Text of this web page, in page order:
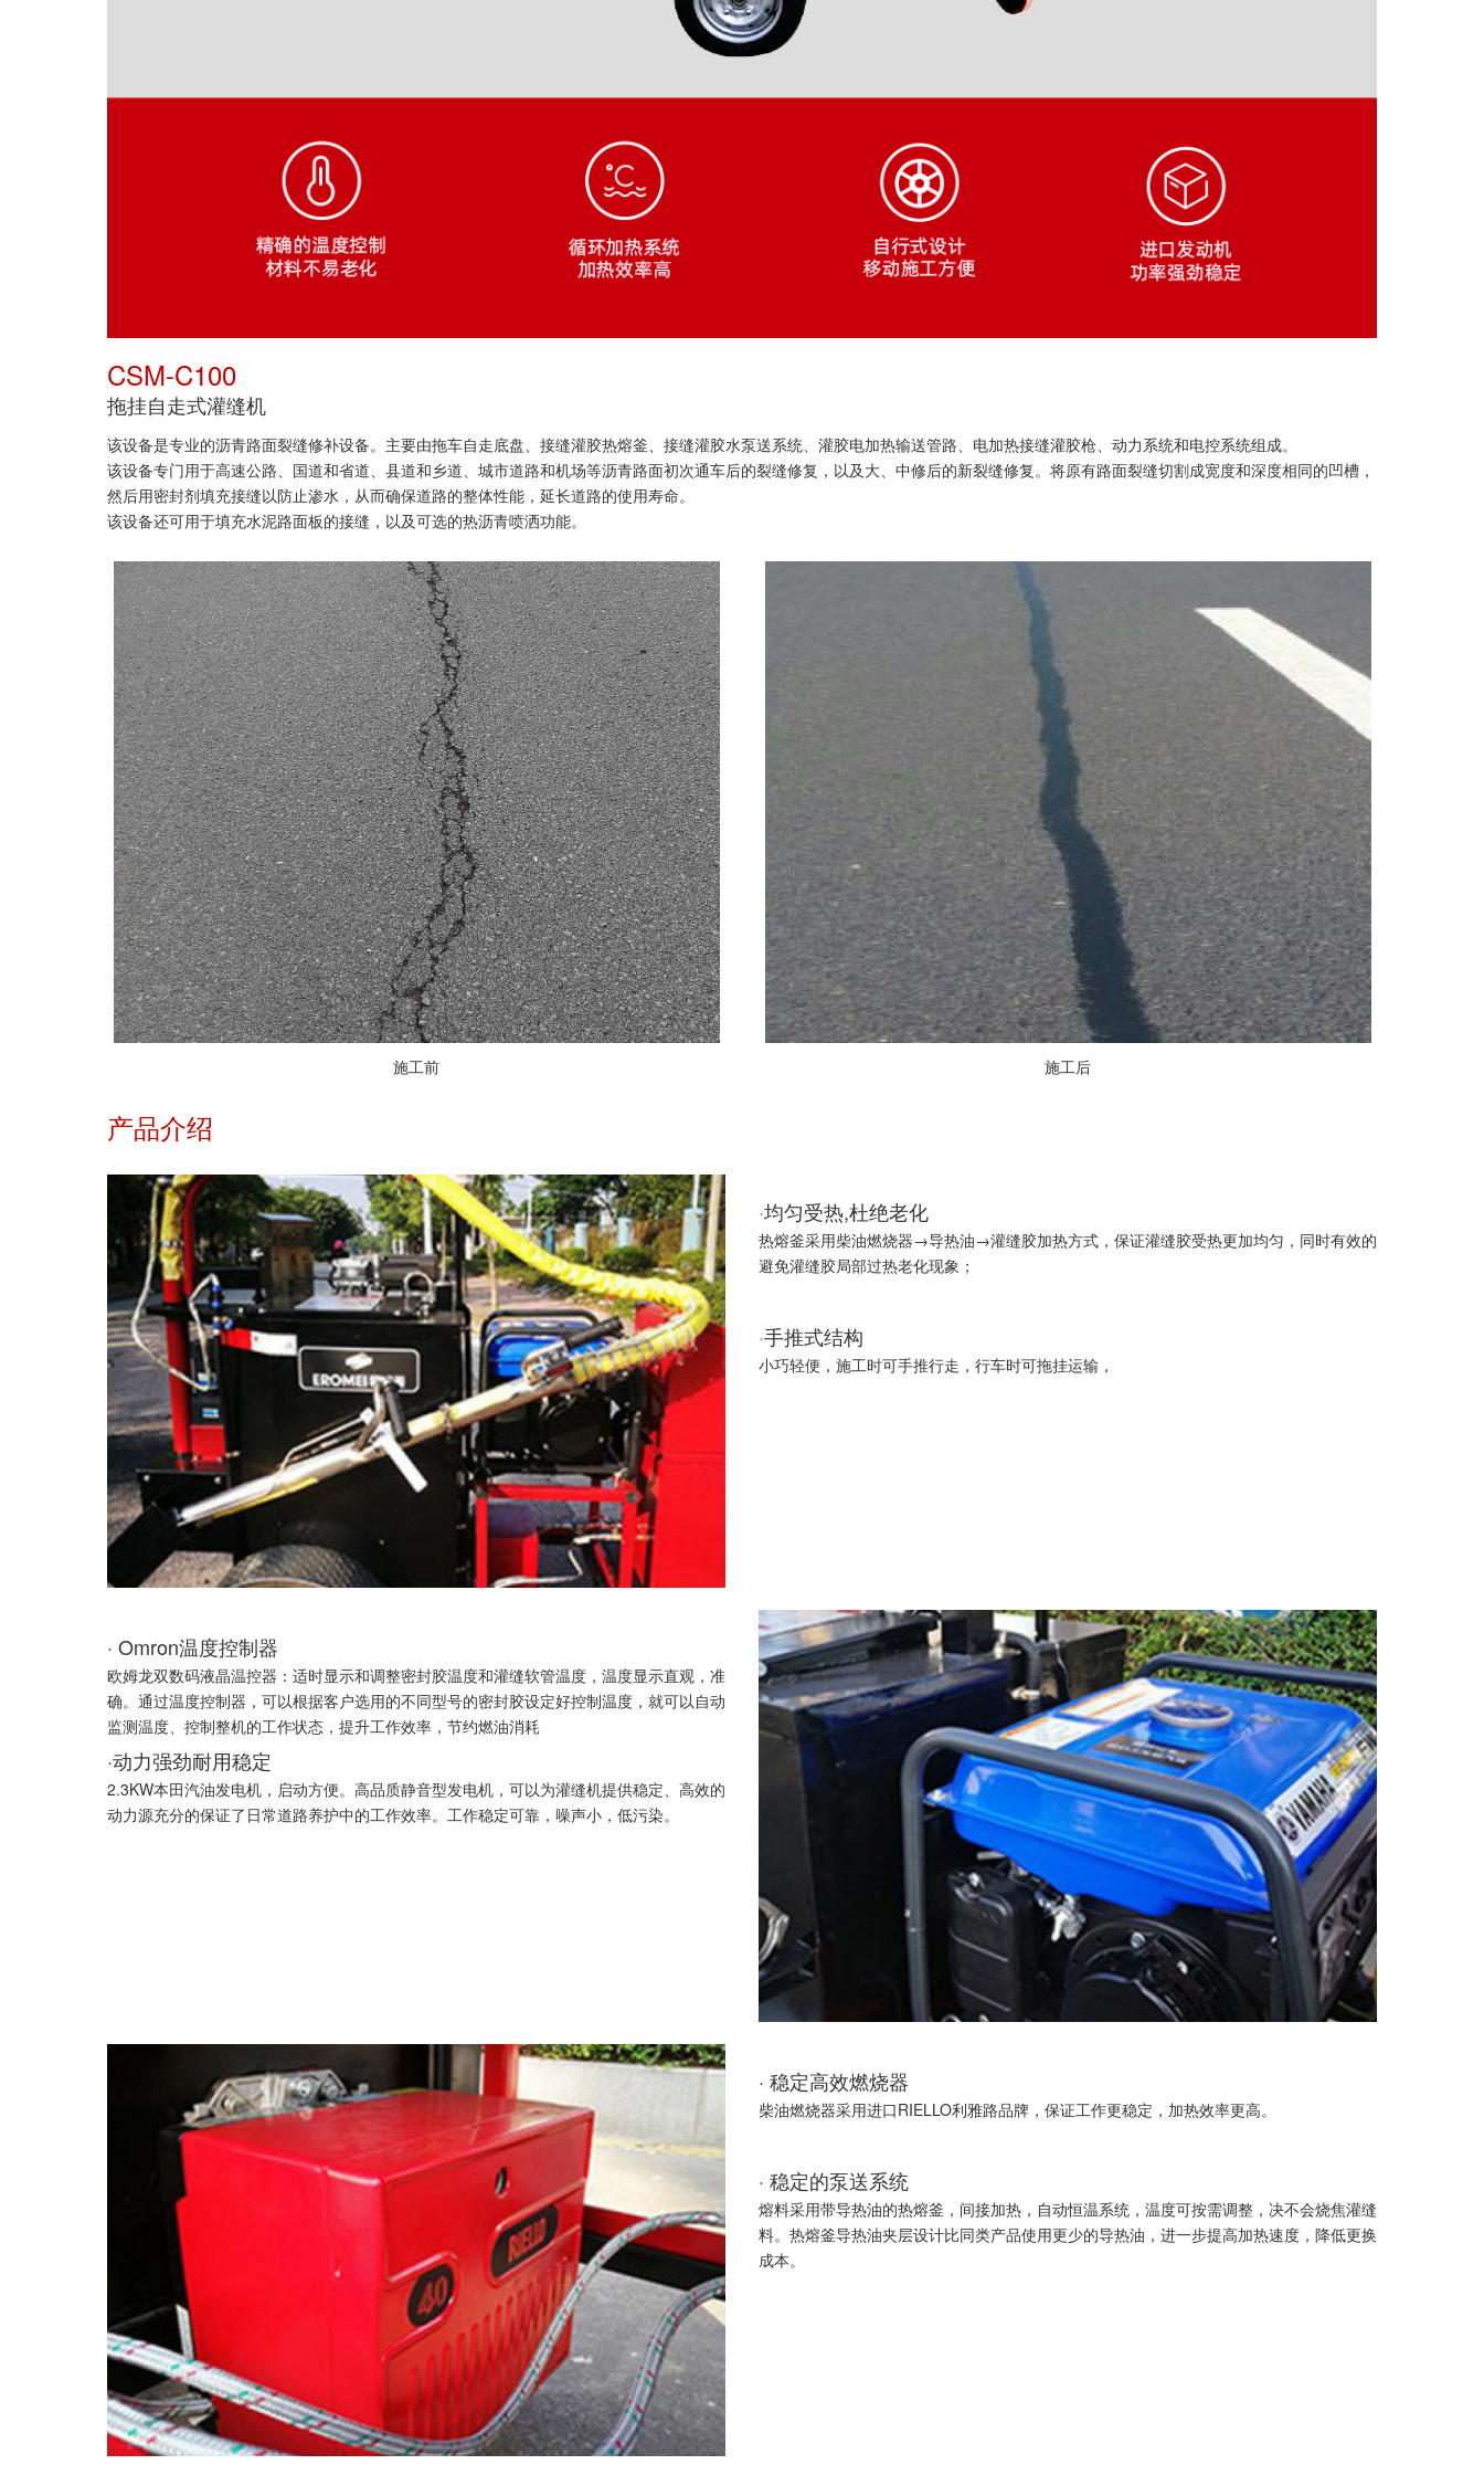
CSM-C100
拖挂自走式灌缝机
该设备是专业的沥青路面裂缝修补设备。主要由拖车自走底盘、接缝灌胶热熔釜、接缝灌胶水泵送系统、灌胶电加热输送管路、电加热接缝灌胶枪、动力系统和电控系统组成。
该设备专门用于高速公路、国道和省道、县道和乡道、城市道路和机场等沥青路面初次通车后的裂缝修复，以及大、中修后的新裂缝修复。将原有路面裂缝切割成宽度和深度相同的凹槽，
然后用密封剂填充接缝以防止渗水，从而确保道路的整体性能，延长道路的使用寿命。
该设备还可用于填充水泥路面板的接缝，以及可选的热沥青喷洒功能。
施工前 施工后
产品介绍
·均匀受热,杜绝老化
热熔釜采用柴油燃烧器→导热油→灌缝胶加热方式，保证灌缝胶受热更加均匀，同时有效的
避免灌缝胶局部过热老化现象；
·手推式结构
小巧轻便，施工时可手推行走，行车时可拖挂运输，
· Omron温度控制器
欧姆龙双数码液晶温控器：适时显示和调整密封胶温度和灌缝软管温度，温度显示直观，准
确。通过温度控制器，可以根据客户选用的不同型号的密封胶设定好控制温度，就可以自动
监测温度、控制整机的工作状态，提升工作效率，节约燃油消耗
·动力强劲耐用稳定
2.3KW本田汽油发电机，启动方便。高品质静音型发电机，可以为灌缝机提供稳定、高效的
动力源充分的保证了日常道路养护中的工作效率。工作稳定可靠，噪声小，低污染。
· 稳定高效燃烧器
柴油燃烧器采用进口RIELLO利雅路品牌，保证工作更稳定，加热效率更高。
· 稳定的泵送系统
熔料采用带导热油的热熔釜，间接加热，自动恒温系统，温度可按需调整，决不会烧焦灌缝
料。热熔釜导热油夹层设计比同类产品使用更少的导热油，进一步提高加热速度，降低更换
成本。